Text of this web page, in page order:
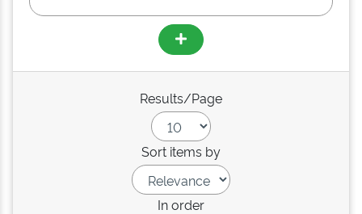
Results/Page
Sort items by
In order